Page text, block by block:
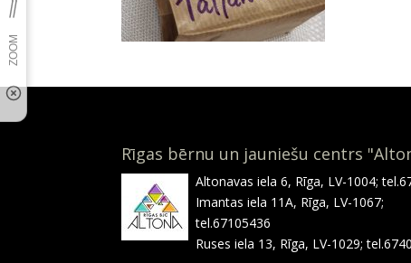
Rīgas bērnu un jauniešu centrs
Altonavas iela 6, Rīga, LV-1004;
Imantas iela 11A, Rīga, LV-1067;
tel.67105436
Ruses iela 13, Rīga, LV-1029;